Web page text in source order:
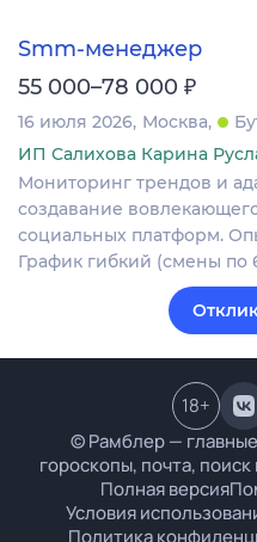
Smm-менеджер
55 000–78 000 ₽
16 июля 2026 Москва
ИП Салихова Карина
Мониторинг трендов и
создавание
социальных платформ.
График гибкий (смены по
© Рамблер —
гороскопы, почта,
Полная версия
Условия
Политика
18+